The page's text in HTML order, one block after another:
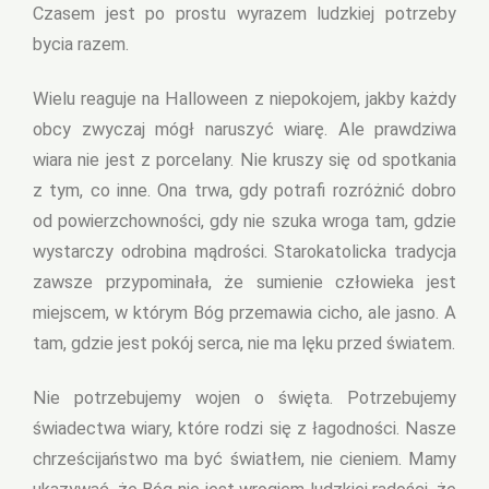
Czasem jest po prostu wyrazem ludzkiej potrzeby
bycia razem.
Wielu reaguje na Halloween z niepokojem, jakby każdy
obcy zwyczaj mógł naruszyć wiarę. Ale prawdziwa
wiara nie jest z porcelany. Nie kruszy się od spotkania
z tym, co inne. Ona trwa, gdy potrafi rozróżnić dobro
od powierzchowności, gdy nie szuka wroga tam, gdzie
wystarczy odrobina mądrości. Starokatolicka tradycja
zawsze przypominała, że sumienie człowieka jest
miejscem, w którym Bóg przemawia cicho, ale jasno. A
tam, gdzie jest pokój serca, nie ma lęku przed światem.
Nie potrzebujemy wojen o święta. Potrzebujemy
świadectwa wiary, które rodzi się z łagodności. Nasze
chrześcijaństwo ma być światłem, nie cieniem. Mamy